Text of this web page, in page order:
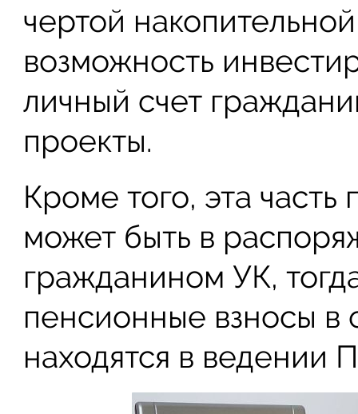
чертой
возможность
личный счет
проекты.
Кроме того, эта
может быть в
гражданином УК,
пенсионные взносы в
находятся в ведении